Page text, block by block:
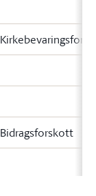
Bidragsforskott